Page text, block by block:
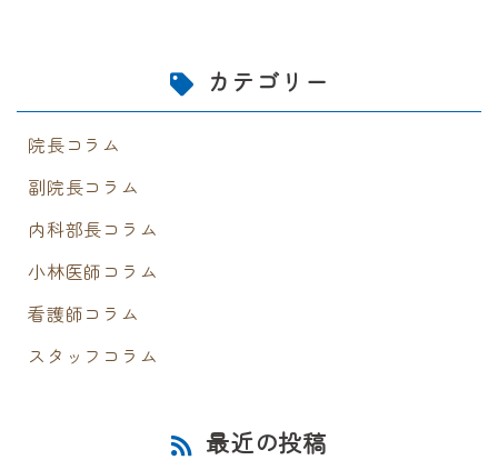
カテゴリー
院長コラム
副院長コラム
内科部長コラム
小林医師コラム
看護師コラム
スタッフコラム
最近の投稿